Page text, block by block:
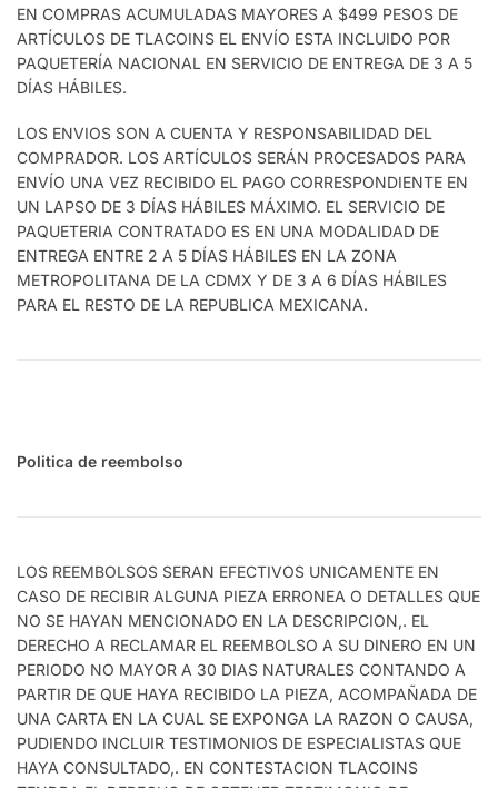
EN COMPRAS ACUMULADAS MAYORES A $499 PESOS DE
ARTÍCULOS DE TLACOINS EL ENVÍO ESTA INCLUIDO POR
PAQUETERÍA NACIONAL EN SERVICIO DE ENTREGA DE 3 A 5
DÍAS HÁBILES.
LOS ENVIOS SON A CUENTA Y RESPONSABILIDAD DEL
COMPRADOR. LOS ARTÍCULOS SERÁN PROCESADOS PARA
ENVÍO UNA VEZ RECIBIDO EL PAGO CORRESPONDIENTE EN
UN LAPSO DE 3 DÍAS HÁBILES MÁXIMO. EL SERVICIO DE
PAQUETERIA CONTRATADO ES EN UNA MODALIDAD DE
ENTREGA ENTRE 2 A 5 DÍAS HÁBILES EN LA ZONA
METROPOLITANA DE LA CDMX Y DE 3 A 6 DÍAS HÁBILES
PARA EL RESTO DE LA REPUBLICA MEXICANA.
Politica de reembolso
LOS REEMBOLSOS SERAN EFECTIVOS UNICAMENTE EN
CASO DE RECIBIR ALGUNA PIEZA ERRONEA O DETALLES QUE
NO SE HAYAN MENCIONADO EN LA DESCRIPCION,. EL
DERECHO A RECLAMAR EL REEMBOLSO A SU DINERO EN UN
PERIODO NO MAYOR A 30 DIAS NATURALES CONTANDO A
PARTIR DE QUE HAYA RECIBIDO LA PIEZA, ACOMPAÑADA DE
UNA CARTA EN LA CUAL SE EXPONGA LA RAZON O CAUSA,
PUDIENDO INCLUIR TESTIMONIOS DE ESPECIALISTAS QUE
HAYA CONSULTADO,. EN CONTESTACION TLACOINS